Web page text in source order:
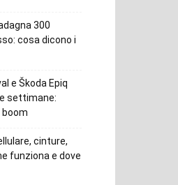
300
cosa dicono i
e Škoda Epiq
settimane:
cinture,
funziona e dove